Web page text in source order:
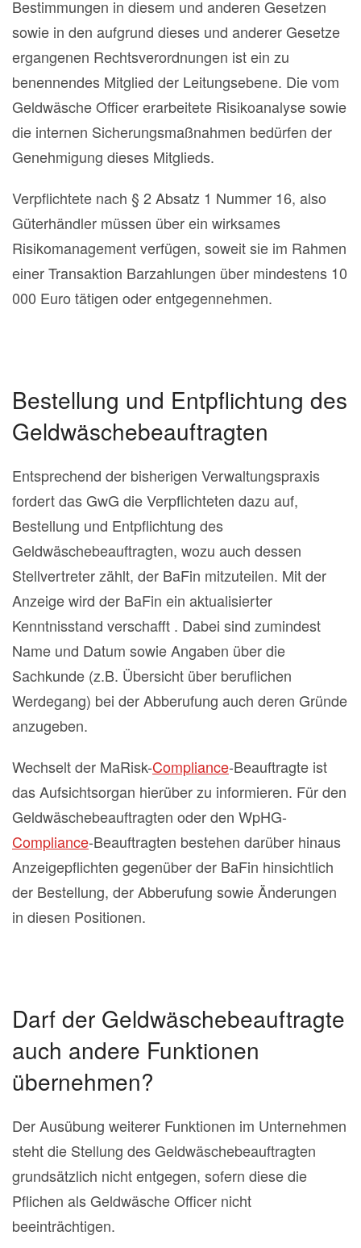
Bestimmungen in diesem und anderen Gesetzen
sowie in den aufgrund dieses und anderer Gesetze
ergangenen Rechtsverordnungen ist ein zu
benennendes Mitglied der Leitungsebene. Die vom
Geldwäsche Officer erarbeitete Risikoanalyse sowie
die internen Sicherungsmaßnahmen bedürfen der
Genehmigung dieses Mitglieds.
Verpflichtete nach § 2 Absatz 1 Nummer 16, also
Güterhändler müssen über ein wirksames
Risikomanagement verfügen, soweit sie im Rahmen
einer Transaktion Barzahlungen über mindestens 10
000 Euro tätigen oder entgegennehmen.
Bestellung und Entpflichtung des
Geldwäschebeauftragten
Entsprechend der bisherigen Verwaltungspraxis
fordert das GwG die Verpflichteten dazu auf,
Bestellung und Entpflichtung des
Geldwäschebeauftragten, wozu auch dessen
Stellvertreter zählt, der BaFin mitzuteilen. Mit der
Anzeige wird der BaFin ein aktualisierter
Kenntnisstand verschafft . Dabei sind zumindest
Name und Datum sowie Angaben über die
Sachkunde (z.B. Übersicht über beruflichen
Werdegang) bei der Abberufung auch deren Gründe
anzugeben.
Wechselt der MaRisk-Compliance-Beauftragte ist
das Aufsichtsorgan hierüber zu informieren. Für den
Geldwäschebeauftragten oder den WpHG-
Compliance-Beauftragten bestehen darüber hinaus
Anzeigepflichten gegenüber der BaFin hinsichtlich
der Bestellung, der Abberufung sowie Änderungen
in diesen Positionen.
Darf der Geldwäschebeauftragte
auch andere Funktionen
übernehmen?
Der Ausübung weiterer Funktionen im Unternehmen
steht die Stellung des Geldwäschebeauftragten
grundsätzlich nicht entgegen, sofern diese die
Pflichen als Geldwäsche Officer nicht
beeinträchtigen.